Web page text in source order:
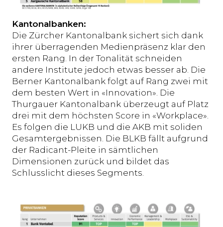
Kantonalbanken:
Die Zürcher Kantonalbank sichert sich dank
ihrer überragenden Medienpräsenz klar den
ersten Rang. In der Tonalität schneiden
andere Institute jedoch etwas besser ab. Die
Berner Kantonalbank folgt auf Rang zwei mit
dem besten Wert in «Innovation». Die
Thurgauer Kantonalbank überzeugt auf Platz
drei mit dem höchsten Score in «Workplace».
Es folgen die LUKB und die AKB mit soliden
Gesamtergebnissen. Die BLKB fällt aufgrund
der Radicant-Pleite in sämtlichen
Dimensionen zurück und bildet das
Schlusslicht dieses Segments.